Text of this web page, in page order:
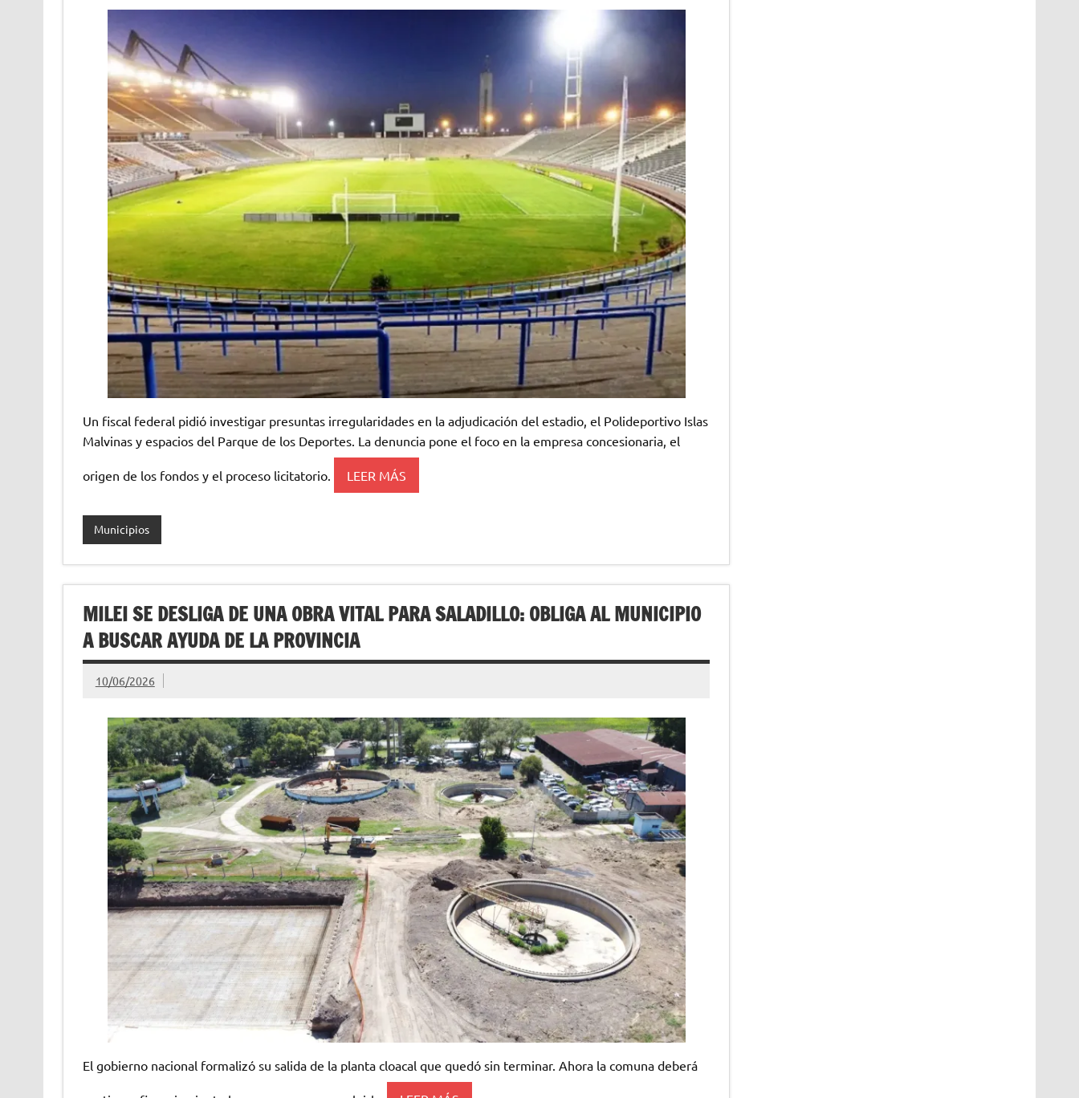
Un fiscal federal pidió investigar presuntas irregularidades en la adjudicación del estadio, el Polideportivo Islas
Malvinas y espacios del Parque de los Deportes. La denuncia pone el foco en la empresa concesionaria, el
origen de los fondos y el proceso licitatorio. LEER MÁS
Municipios
MILEI SE DESLIGA DE UNA OBRA VITAL PARA SALADILLO: OBLIGA AL MUNICIPIO
A BUSCAR AYUDA DE LA PROVINCIA
10/06/2026
El gobierno nacional formalizó su salida de la planta cloacal que quedó sin terminar. Ahora la comuna deberá